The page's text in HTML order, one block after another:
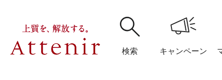
検索 キャンペーン